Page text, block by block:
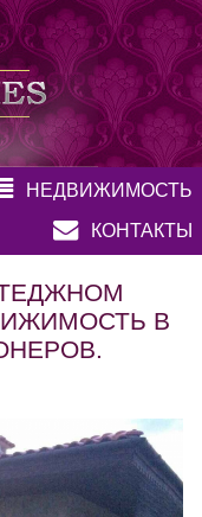
НЕДВИЖИМОСТЬ
КОНТАКТЫ
В